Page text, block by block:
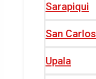
Sarapiqui
San Carlos
Upala